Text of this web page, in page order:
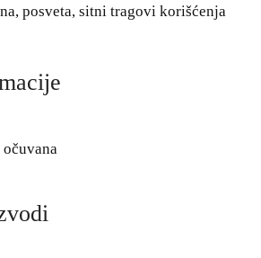
posveta, sitni tragovi korišćenja